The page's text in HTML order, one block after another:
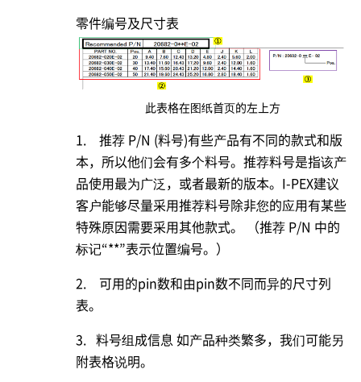
零件编号及尺寸表
此表格在图纸首页的左上方
1. 推荐 P/N (料号)有些产品有不同的款式和版
本，所以他们会有多个料号。推荐料号是指该产
品使用最为广泛，或者最新的版本。 I-PEX建议
客户能够尽量采用推荐料号除非您的应用有某些
特殊原因需要采用其他款式。 （推荐 P/N 中的
标记“**”表示位置编号。）
2. 可用的pin数和由pin数不同而异的尺寸列
表。
3. 料号组成信息 如产品种类繁多，我们可能另
附表格说明。